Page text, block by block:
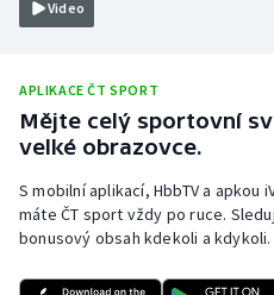
Ragby
Rychlobruslení
Rychlostní kanoistika
Video
APLIKACE ČT SPORT
Mějte celý sportovní
velké obrazovce.
S mobilní aplikací, HbbTV a
máte ČT sport vždy po ruce.
bonusový obsah kdekoli a kdykoli.